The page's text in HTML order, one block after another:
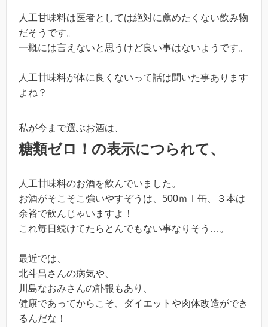
人工甘味料は医者としては絶対に薦めたくない飲み物
だそうです。
一概には言えないと思うけど良い事はないようです。
人工甘味料が体に良くないって話は聞いた事あります
よね？
私が今まで選ぶお酒は、
糖類ゼロ！の表示につられて、
人工甘味料のお酒を飲んでいました。
お酒がそこそこ強いやすぞうは、500ｍｌ缶、３本は
余裕で飲んじゃいますよ！
これ毎日続けてたらとんでもない事なりそう…。
最近では、
北斗昌さんの病気や、
川島なおみさんの訃報もあり、
健康であってからこそ、ダイエットや肉体改造ができ
るんだな！